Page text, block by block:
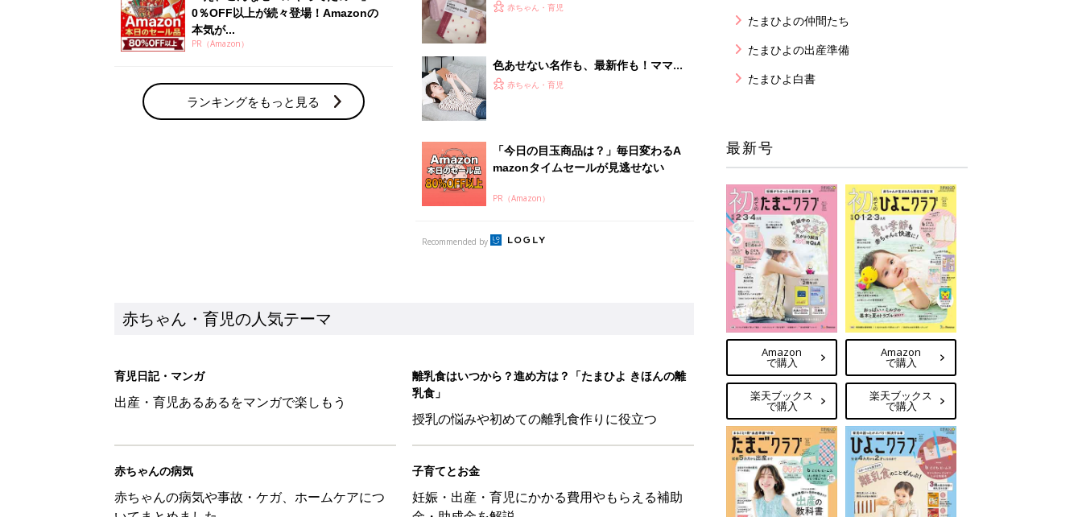
赤ちゃん・育児の人気テーマ
育児日記・マンガ
離乳食はいつから？進め方は？「たまひよ きほんの離
授乳の悩みや初めての離乳食作りに役立つ
子育てとお金
妊娠・出産・育児にかかる費用やもらえる補助
金・助成金を解説
しまむら「550円でこんなにおしゃれ！」「みんな買ってる」元子ども服販売員ライター激推し★
夏のバズりトップス4選
赤ちゃん・育児
【漫画】娘も夫も私もハッピー！ 保育園の連絡帳を通して夫が育児への興味を取り戻した話『ふ
赤ちゃん・育児
たまひよの仲間たち
たまひよの出産準備
たまひよ白書
最新号
Amazon
で購入
楽天ブックス
で購入
Amazon
で購入
楽天ブックス
で購入